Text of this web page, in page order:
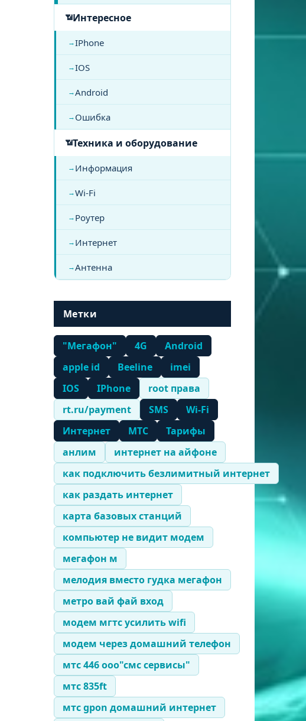
Интересное
IPhone
IOS
Android
Ошибка
Техника и оборудование
Информация
Wi-Fi
Роутер
Интернет
Антенна
Метки
"Мегафон" 4G
Android
apple id
Beeline
imei
IOS
IPhone
root права
rt.ru/payment
SMS
Wi-Fi
Интернет
МТС
Тарифы
анлим
интернет на айфоне
как подключить безлимитный интернет
как раздать интернет
карта базовых станций
компьютер не видит модем
мегафон м
мелодия вместо гудка мегафон
метро вай фай вход
модем мгтс усилить wifi
модем через домашний телефон
мтс 446 ооо"смс сервисы"
мтс 835ft
мтс gpon домашний интернет